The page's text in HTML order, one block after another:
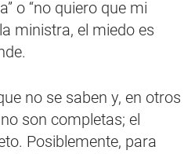
o “no quiero que mi
ministra, el miedo es
no se saben y, en otros
son completas; el
Posiblemente, para